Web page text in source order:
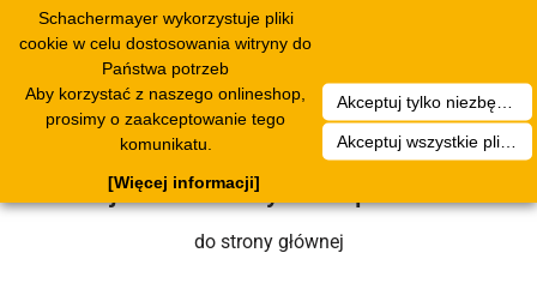
Schachermayer wykorzystuje pliki
cookie w celu dostosowania witryny do
Państwa potrzeb
Aby korzystać z naszego onlineshop,
prosimy o zaakceptowanie tego
komunikatu.
Akceptuj tylko niezbędne pliki cookies
Akceptuj wszystkie pliki cookies
[Więcej informacji]
Niestety wystąpił błąd techniczny. Nasz
zespół serwisowy wkrótce się nim
zajmie. Prosimy o cierpliwość.
do strony głównej